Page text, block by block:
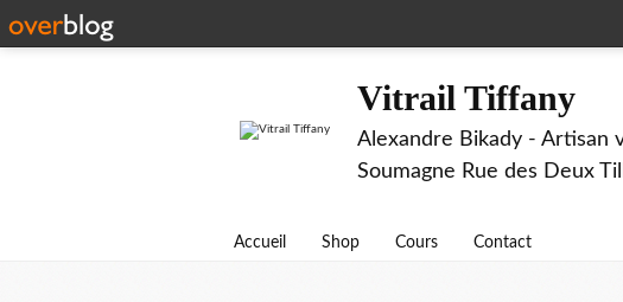
Vitrail Tiffany
Alexandre Bikady - Artisan
Soumagne Rue des Deux
Accueil Shop Cours Contact